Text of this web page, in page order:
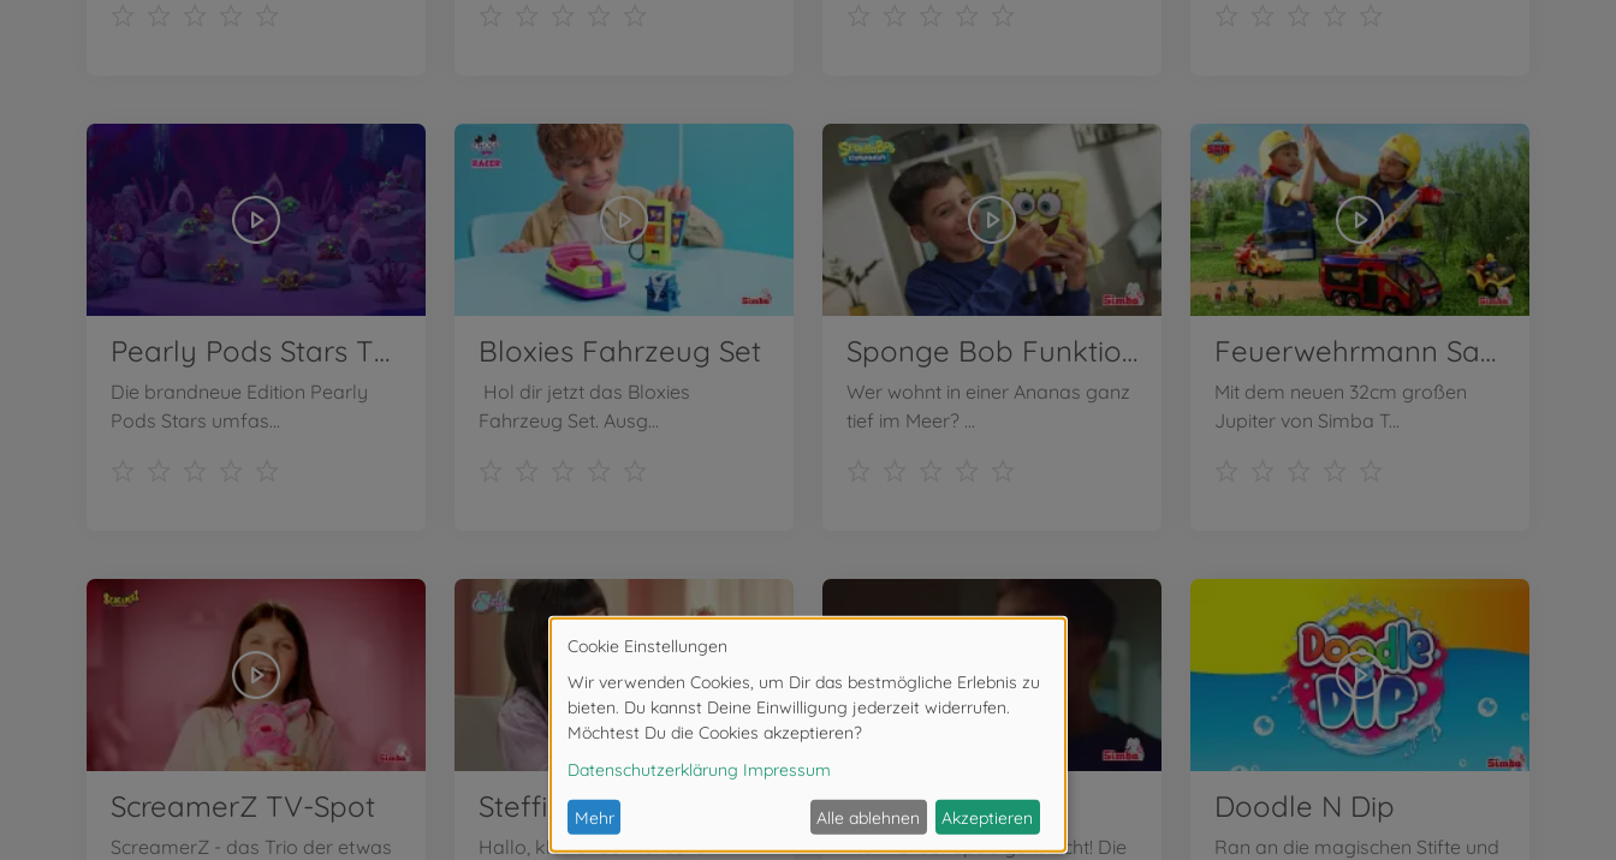
Pearly Pods Stars TV-Spot
Die brandneue Edition Pearly
Pods Stars umfas...
Bloxies Fahrzeug Set
Hol dir jetzt das Bloxies
Fahrzeug Set. Ausg...
Sponge Bob Funktionsplüsch
Wer wohnt in einer Ananas ganz
tief im Meer? ...
Feuerwehrmann Sam Jupiter TV-Spot
Mit dem neuen 32cm großen
Jupiter von Simba T...
ScreamerZ TV-Spot
ScreamerZ - das Trio der etwas
Hallo, kleiner Sonnenschein!
Glibbi Glowy
Mehr Glibbi-Spaß geht nicht! Die
Doodle N Dip
Ran an die magischen Stifte und